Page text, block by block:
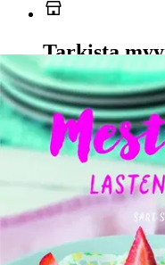
Tarkista
Ei saatavilla
Tuotekuvaus